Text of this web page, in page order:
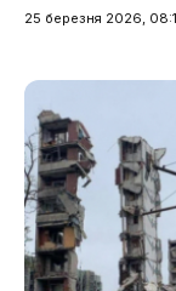
25 березня 2026,